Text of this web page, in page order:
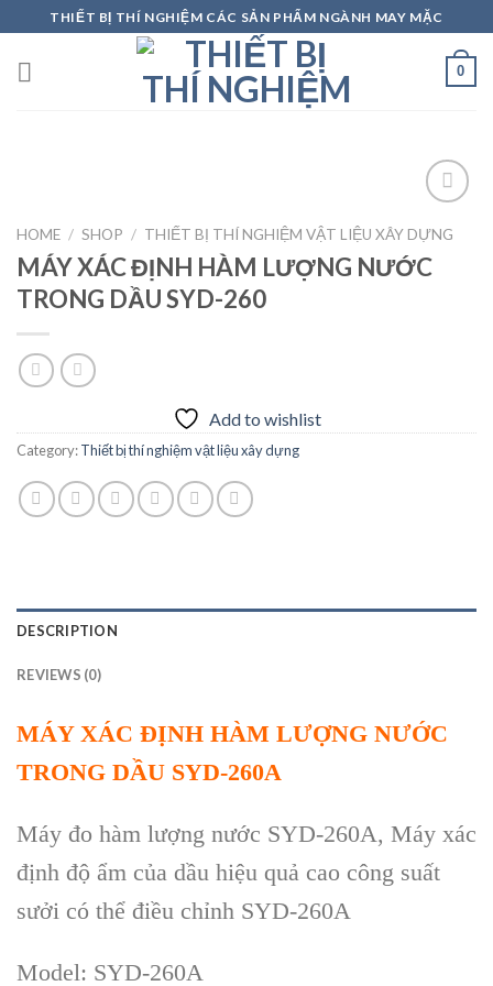
to
content
THIẾT BỊ THÍ NGHIỆM CÁC SẢN PHẨM NGÀNH MAY MẶC
0
Add to
wishlist
HOME / SHOP / THIẾT BỊ THÍ NGHIỆM VẬT LIỆU XÂY DỰNG
MÁY XÁC ĐỊNH HÀM LƯỢNG NƯỚC
TRONG DẦU SYD-260
Add to wishlist
Category:Thiết bị thí nghiệm vật liệu xây dựng
DESCRIPTION
REVIEWS (0)
MÁY XÁC ĐỊNH HÀM LƯỢNG NƯỚC
TRONG DẦU SYD-260A
Máy đo hàm lượng nước SYD-260A, Máy xác
định độ ẩm của dầu hiệu quả cao công suất
sưởi có thể điều chỉnh SYD-260A
Model: SYD-260A